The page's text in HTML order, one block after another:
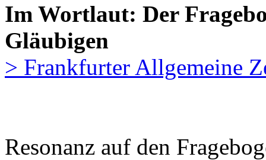
Im Wortlaut: Der
Gläubigen
> Frankfurter Allgemeine
Resonanz auf den